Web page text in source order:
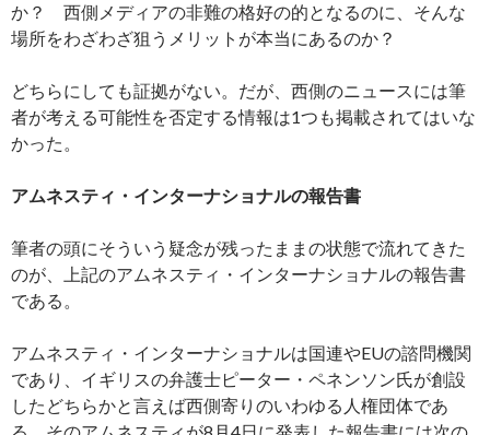
か？ 西側メディアの非難の格好の的となるのに、そんな
場所をわざわざ狙うメリットが本当にあるのか？
どちらにしても証拠がない。だが、西側のニュースには筆
者が考える可能性を否定する情報は1つも掲載されてはいな
かった。
アムネスティ・インターナショナルの報告書
筆者の頭にそういう疑念が残ったままの状態で流れてきた
のが、上記のアムネスティ・インターナショナルの報告書
である。
アムネスティ・インターナショナルは国連やEUの諮問機関
であり、イギリスの弁護士ピーター・ペネンソン氏が創設
したどちらかと言えば西側寄りのいわゆる人権団体であ